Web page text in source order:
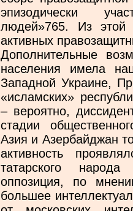
эпизодически
людей»765. Из этой
активных
Дополнительные
населения имела
Западной Украине,
«исламских»
– вероятно,
стадии
Азия и Азербайджан
активность
татарского
оппозиция, по
большее